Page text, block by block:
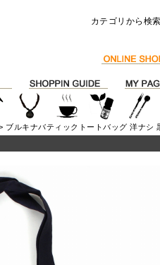
カテゴリから検索
ブルキナバティックトートバッグ 洋ナシ